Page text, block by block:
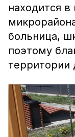
находится в
больница,
поэтому
территории